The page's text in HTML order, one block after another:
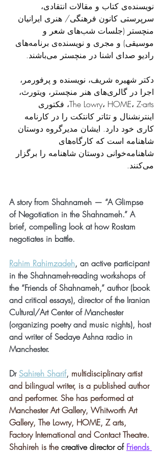
نویسنده‌ی کتاب و مقالات انتقادی،
سرپرستی کانون فرهنگی/ هنری ایرانیان
منچستر (جلسات شب‌های شعر و
موسیقی) و مجری و نویسنده‌ی برنامه‌های
رادیو صدای اشنا در منچستر می‌باشند.
دکتر شهیره شریف، نویسنده و پرفورمر،
اجرا در گالری‌های هنر منچستر، ویتورث،
The Lowry، HOME، Z-arts، فکتوری
اینترنشنال و تئاتر کانتکت را در کارنامه
کاری خود دارد. ایشان مدیرگروه دوستان
شاهنامه است که کارگاه‌های
شاهنامه‌خوانی دوستان شاهنامه را برگزار
می‌کنند.
A story from Shahnameh — “A Glimpse
of Negotiation in the Shahnameh.” A
brief, compelling look at how Rostam
negotiates in battle.
Rahim Rahimzadeh, an active participant
in the Shahnameh-reading workshops of
the “Friends of Shahnameh,” author (book
and critical essays), director of the Iranian
Cultural/Art Center of Manchester
(organizing poetry and music nights), host
and writer of Sedaye Ashna radio in
Manchester.
Dr Sahireh Sharif, multidisciplinary artist
and bilingual writer, is a published author
and performer. She has performed at
Manchester Art Gallery, Whitworth Art
Gallery, The Lowry, HOME, Z arts,
Factory International and Contact Theatre.
Shahireh is the creative director of Friends